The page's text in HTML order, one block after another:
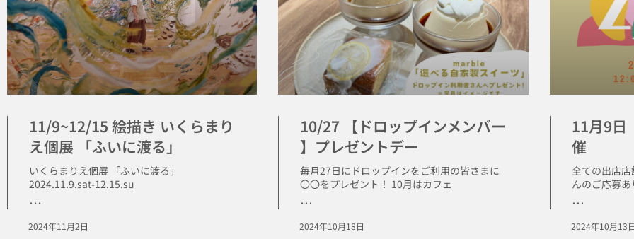
11/9~12/15 絵描き いくらまり
え個展 「ふいに渡る」
いくらまりえ個展 「ふいに渡る」
2024.11.9.sat-12.15.su
･･･
2024年11月2日
10/27 【ドロップインメンバー
】プレゼントデー
毎月27日にドロップインをご利用の皆さまに
〇〇をプレゼント！ 10月はカフェ
･･･
2024年10月18日
11月9日
催
全ての出店
んのご応募
･･･
2024年10月13